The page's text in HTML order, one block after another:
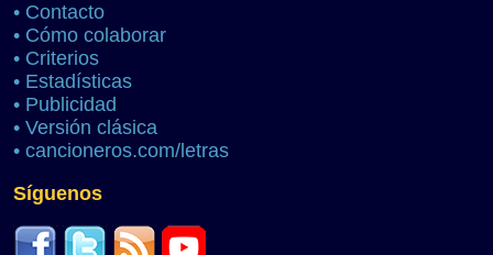
• Contacto
• Cómo colaborar
• Criterios
• Estadísticas
• Publicidad
• Versión clásica
• cancioneros.com/letras
Síguenos